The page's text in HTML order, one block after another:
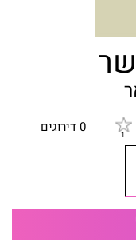
0 דירוגים